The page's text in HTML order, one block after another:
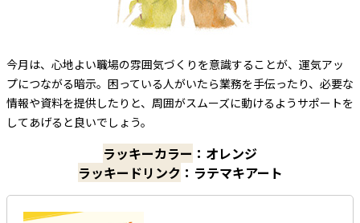
今月は、心地よい職場の雰囲気づくりを意識することが、運気アッ
プにつながる暗示。困っている人がいたら業務を手伝ったり、必要な
情報や資料を提供したりと、周囲がスムーズに動けるようサポートを
してあげると良いでしょう。
ラッキーカラー ：オレンジ
ラッキードリンク ：ラテマキアート